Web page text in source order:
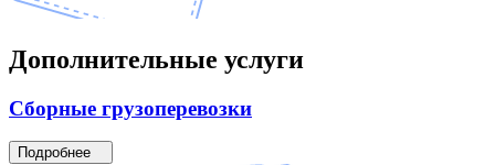
Дополнительные услуги
Сборные грузоперевозки
Подробнее